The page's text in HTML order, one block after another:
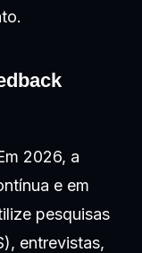
2026, a
e em
pesquisas
entrevistas,